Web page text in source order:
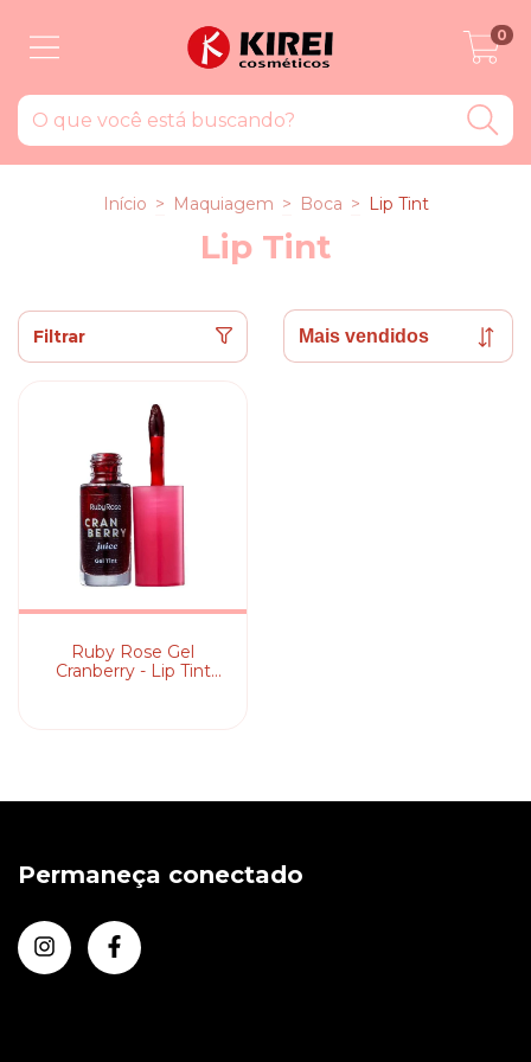
0
Início > Maquiagem > Boca > Lip Tint
Lip Tint
Filtrar
Ruby Rose Gel
Cranberry - Lip Tint
Permaneça conectado